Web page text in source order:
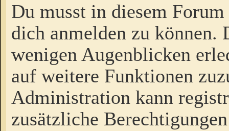
Du musst in diesem
dich anmelden zu
wenigen Augenblicken
auf weitere Funktionen
Administration kann
zusätzliche